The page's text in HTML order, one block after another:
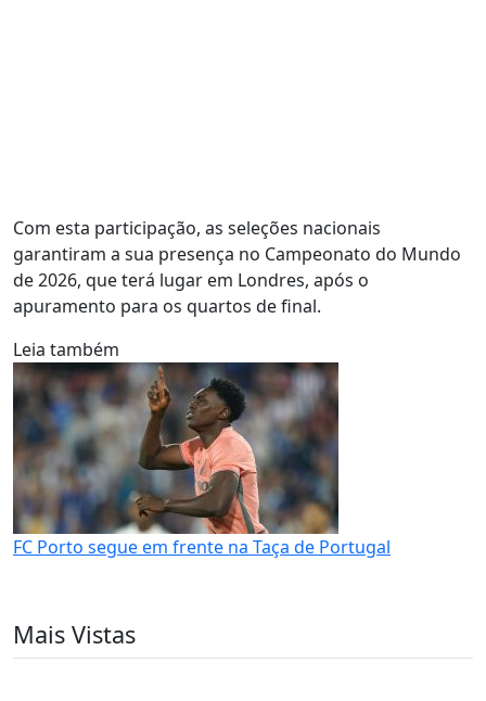
Com esta participação, as seleções nacionais
garantiram a sua presença no Campeonato do Mundo
de 2026, que terá lugar em Londres, após o
apuramento para os quartos de final.
Leia também
FC Porto segue em frente na Taça de Portugal
Mais Vistas